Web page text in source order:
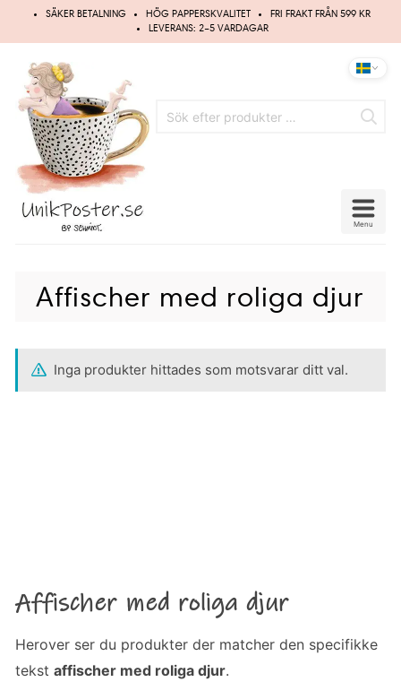
Hoppa
SÄKER BETALNING HÖG PAPPERSKVALITET
FRI FRAKT FRÅN 599 KR
LEVERANS: 2–5 VARDAGAR
Menu
Affischer med roliga djur
Inga produkter hittades som motsvarar ditt val.
Affischer med roliga djur
Herover ser du produkter der matcher den specifikke
tekstaffischer med roliga djur.